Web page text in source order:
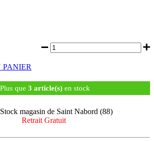
Plus que 3 article(s)en stock
magasin de Saint Nabord (88)
Retrait Gratuit